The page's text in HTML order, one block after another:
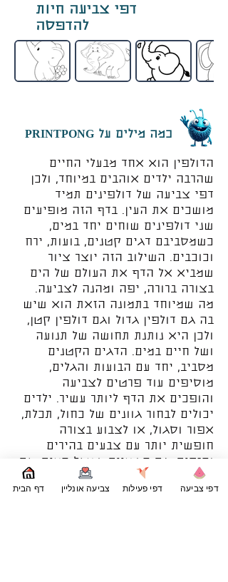
דפי צביעה חיות
כמה מילים על PRINTPONG
הדולפין הוא אחד מבעלי החיים
שהרבה ילדים אוהבים במיוחד, ולכן
דפי צביעה של דולפינים תמיד
מושכים את העין. בדף הזה מופיעים
שני דולפינים שוחים יחד במים,
כשמסביבם דגים קטנים, בועות, ירח
וכוכבים. השילוב הזה יוצר ציור
שמביא אל הדף את העולם של הים
בצורה ברורה, יפה ומהנה לצביעה.
מה שמיוחד בתמונה הזאת הוא שיש
בה גם דולפין גדול וגם דולפין קטן,
ולכן היא נותנת תחושה של תנועה
ושל חיים במים. הדגים הקטנים
מסביב, יחד עם הבועות והגלים,
מוסיפים עוד פרטים לצביעה
והופכים את הדף ליותר עשיר. ילדים
יכולים לבחור גוונים של כחול, תכלת,
אפור וסגול, או לצבוע בצורה
חופשית יותר עם צבעים בהירים
וחזקים. גם השמיים שמעל המים, עם
הירח והכוכבים, מוסיפים עוד מקומות
יפים להכניס אליהם צבע.
דף הבית צביעה אונליין דפי פעילות דפי צביעה